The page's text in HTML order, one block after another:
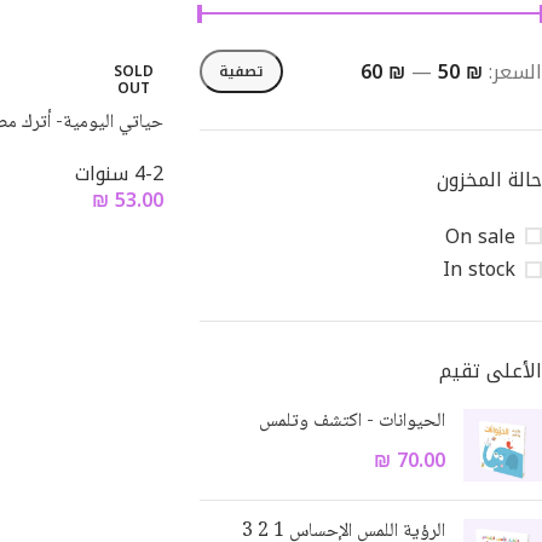
تصفية السعر:₪ 50
—
₪ 60
حالة المخزون
On sale
In stock
الأعلى تقيم
الحيوانات - اكتشف وتلمس
₪ 70.00
الرؤية اللمس الإحساس 1 2 3
SOLD
OUT
حياتي اليومية- أترك
4-2 سنوات
₪53.00
Facebook
Email
Instagram
WhatsApp